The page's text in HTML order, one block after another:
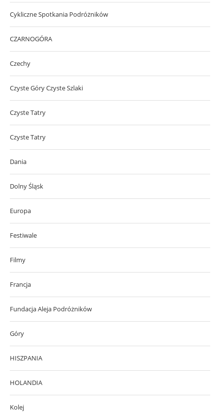
Cykliczne Spotkania Podróżników
CZARNOGÓRA
Czechy
Czyste Góry Czyste Szlaki
Czyste Tatry
Czyste Tatry
Dania
Dolny Śląsk
Europa
Festiwale
Filmy
Francja
Fundacja Aleja Podróżników
Góry
HISZPANIA
HOLANDIA
Kolej